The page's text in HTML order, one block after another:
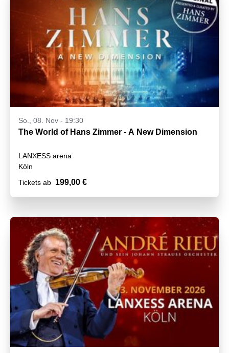
So., 08. Nov - 19:30
The World of Hans Zimmer - A New Dimension
LANXESS arena
Köln
Tickets ab 199,00 €